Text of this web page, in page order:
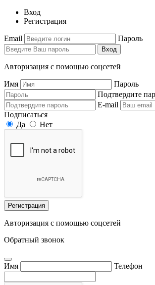
Вход
Регистрация
Email Пароль
Вход
Авторизация с помощью соцсетей
Имя
Пароль
Подтвердите
E-mail
Подписаться
Да
Нет
Регистрация
Авторизация с помощью соцсетей
Обратный звонок
Имя Телефон